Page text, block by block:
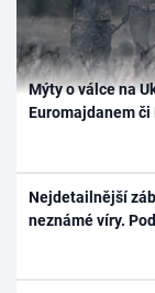
Mýty o válce na
Euromajdanem
Nejdetailnější
neznámé víry.